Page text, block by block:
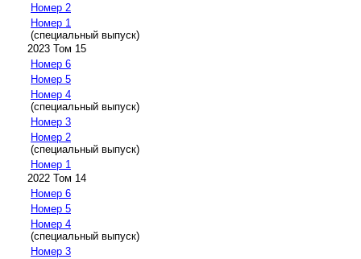
Номер 2
Номер 1
(специальный выпуск)
2023 Том 15
Номер 6
Номер 5
Номер 4
(специальный выпуск)
Номер 3
Номер 2
(специальный выпуск)
Номер 1
2022 Том 14
Номер 6
Номер 5
Номер 4
(специальный выпуск)
Номер 3